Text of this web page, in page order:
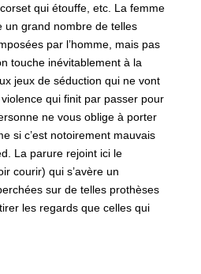
qui étouffe, etc. La femme
un grand nombre de telles
par l’homme, mais pas
touche inévitablement à la
jeux de séduction qui ne vont
qui finit par passer pour
ne vous oblige à porter
si c’est notoirement mauvais
La parure rejoint ici le
courir) qui s’avère un
sur de telles prothèses
les regards que celles qui